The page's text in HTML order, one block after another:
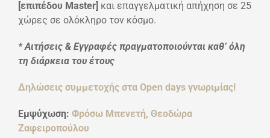
[επιπέδου Master] και επαγγελματική απήχηση σε 25
χώρες σε ολόκληρο τον κόσμο.
* Αιτήσεις & Εγγραφές πραγματοποιούνται καθ’ όλη
τη διάρκεια του έτους
Δηλώσεις συμμετοχής στα Open days γνωριμίας!
Εμψύχωση: Φρόσω Μπενετή, Θεοδώρα
Ζαφειροπούλου